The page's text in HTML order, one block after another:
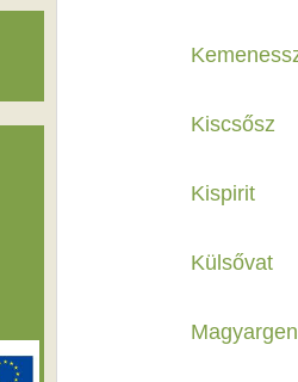
Kiscsősz
Kispirit
Külsővat